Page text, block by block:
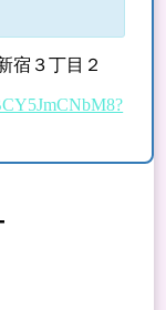
宿３丁目２